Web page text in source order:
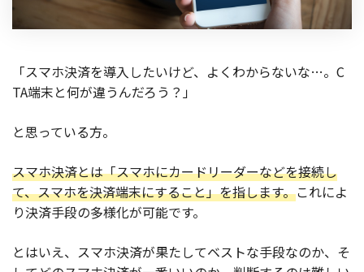
「スマホ決済を導入したいけど、よくわからないな…。C
TA端末と何が違うんだろう？」
と思っている方。
スマホ決済とは「スマホにカードリーダーなどを接続し
て、スマホを決済端末にすること」を指します。これによ
り決済手段の多様化が可能です。
とはいえ、スマホ決済が果たしてベストな手段なのか、そ